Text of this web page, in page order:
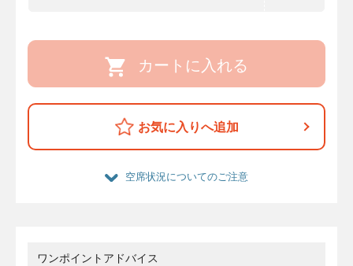
カートに入れる
お気に入りへ追加
空席状況についてのご注意
ワンポイントアドバイス